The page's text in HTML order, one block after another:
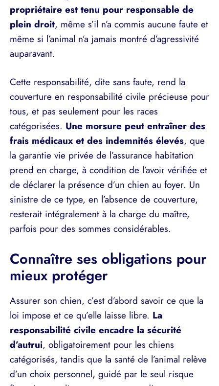
propriétaire est tenu pour responsable de
plein droit, même s’il n’a commis aucune faute et
même si l’animal n’a jamais montré d’agressivité
auparavant.
Cette responsabilité, dite sans faute, rend la
couverture en responsabilité civile précieuse pour
tous, et pas seulement pour les races
catégorisées. Une morsure peut entraîner des
frais médicaux et des indemnités élevés, que
la garantie vie privée de l’assurance habitation
prend en charge, à condition de l’avoir vérifiée et
de déclarer la présence d’un chien au foyer. Un
sinistre de ce type, en l’absence de couverture,
resterait intégralement à la charge du maître,
parfois pour des sommes considérables.
Connaître ses obligations pour
mieux protéger
Assurer son chien, c’est d’abord savoir ce que la
loi impose et ce qu’elle laisse libre. La
responsabilité civile encadre la sécurité
d’autrui, obligatoirement pour les chiens
catégorisés, tandis que la santé de l’animal relève
d’un choix personnel, guidé par le seul risque